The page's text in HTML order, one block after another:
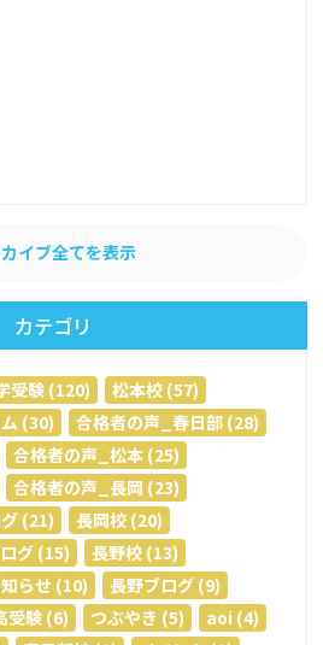
イブ全てを表示
カテゴリ
受験 (120)
松本校 (57)
(30)
合格者の声_春日部 (28)
合格者の声_松本 (25)
合格者の声_長岡 (23)
(21)
長岡校 (20)
グ (15)
長野校 (13)
らせ (10)
長野ブログ (9)
受験 (6) つぶやき (5)
aoi (4)